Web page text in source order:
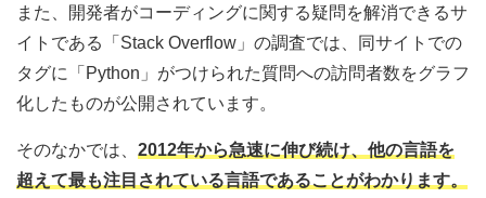
また、開発者がコーディングに関する疑問を解消できるサ
イトである「Stack Overflow」の調査では、同サイトでの
タグに「Python」がつけられた質問への訪問者数をグラフ
化したものが公開されています。
そのなかでは、 2012年から急速に伸び続け、他の言語を
超えて最も注目されている言語であることがわかります。